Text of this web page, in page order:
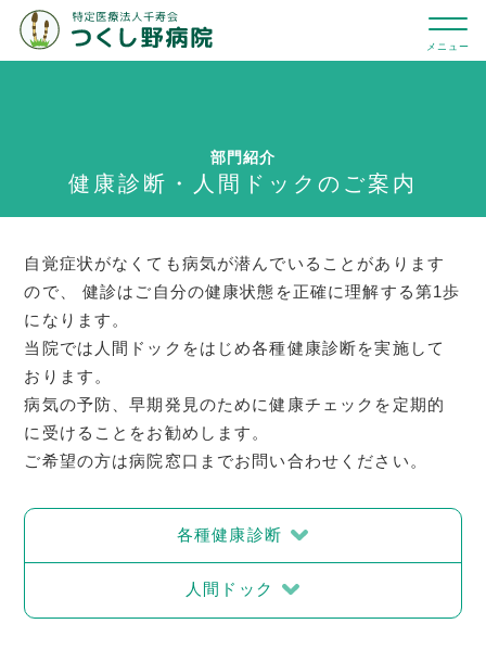
部門紹介
健康診断・人間ドックのご案内
自覚症状がなくても病気が潜んでいることがあります
ので、
健診はご自分の健康状態を正確に理解する第1歩
になります。
当院では人間ドックをはじめ各種健康診断を実施して
おります。
病気の予防、早期発見のために健康チェックを定期的
に受けることをお勧めします。
ご希望の方は病院窓口までお問い合わせください。
各種健康診断
人間ドック